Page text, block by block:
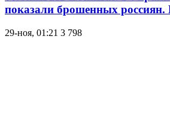
показали брошенных россиян.
29-ноя, 01:21 3 798